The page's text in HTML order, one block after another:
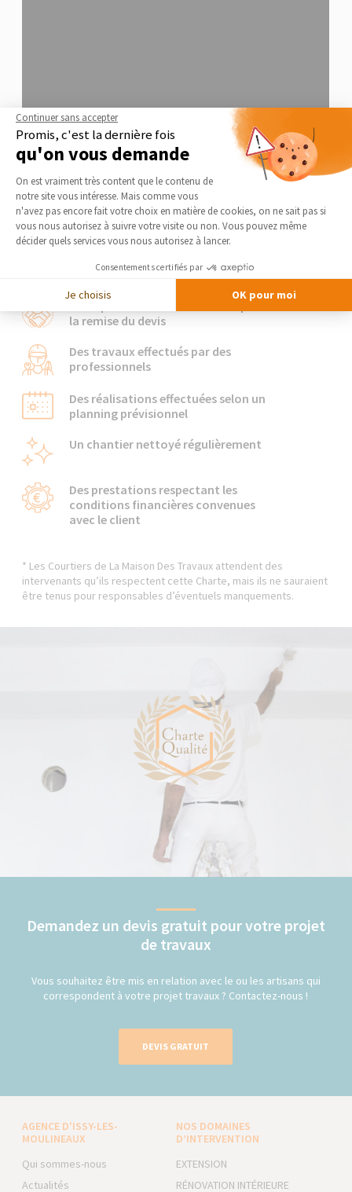
Notre charte qualité
Le respect des délais annoncés pour
la remise du devis
Des travaux effectués par des
professionnels
Des réalisations effectuées selon un
planning prévisionnel
Un chantier nettoyé régulièrement
Des prestations respectant les
conditions financières convenues
avec le client
* Les Courtiers de La Maison Des Travaux attendent des
intervenants qu’ils respectent cette Charte, mais ils ne sauraient
être tenus pour responsables d’éventuels manquements.
Demandez un devis gratuit pour votre projet
de travaux
Vous souhaitez être mis en relation avec le ou les artisans qui
correspondent à votre projet travaux ? Contactez-nous !
DEVIS GRATUIT
AGENCE D'ISSY-LES-
MOULINEAUX
Qui sommes-nous
Actualités
NOS DOMAINES
D’INTERVENTION
EXTENSION
RÉNOVATION INTÉRIEURE
Continuer sans accepter
Promis, c'est la dernière fois
qu'on vous demande
Plateforme de Gestion du
On est vraiment très content que le contenu de
notre site vous intéresse. Mais comme vous
n'avez pas encore fait votre choix en matière de cookies, on ne sait pas si
vous nous autorisez à suivre votre visite ou non. Vous pouvez même
décider quels services vous nous autorisez à lancer.
Consentements certifiés par
Je choisis OK pour moi
Axeptio consent